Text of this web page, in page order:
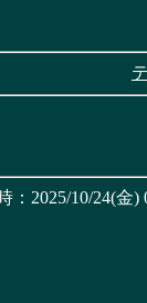
：2025/10/24(金)